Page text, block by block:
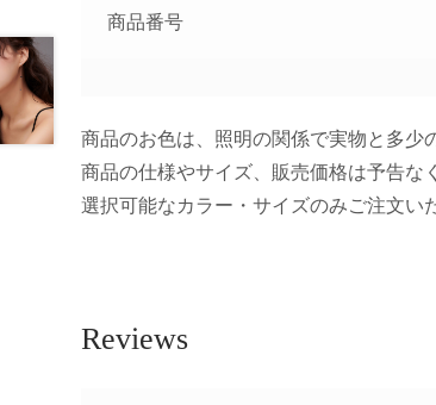
商品番号
商品のお色は、照明の関係で実物と多少
商品の仕様やサイズ、販売価格は予告な
選択可能なカラー・サイズのみご注文い
Reviews